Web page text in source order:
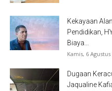
Kekayaan
Pendidikan,
Biaya...
Kamis, 6 Agustus
Dugaan
Jaqualine